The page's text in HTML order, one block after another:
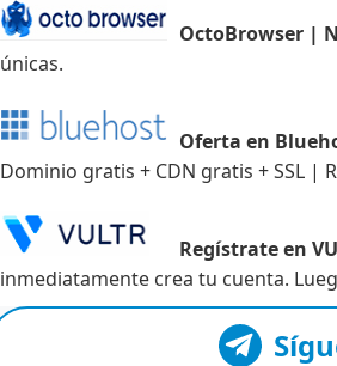
OctoBrowser |
únicas.
Oferta en
Dominio gratis + CDN gratis + SSL |
Regístrate en
inmediatamente crea tu cuenta.